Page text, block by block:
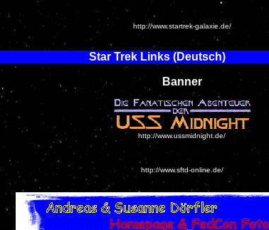
http://www.startrek-galaxie.de/
Star TrekLinks (Deutsch)
Banner
http://www.ussmidnight.de/
http://www.sftd-online.de/